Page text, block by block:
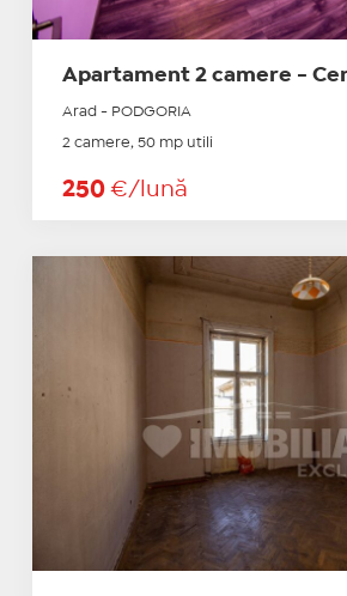
Apartament 2 camere -
Arad - PODGORIA
2 camere, 50 mp utili
250 €/lună